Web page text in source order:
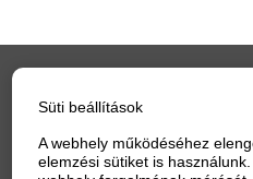
IMPRESSZUM
ADATVÉDELEM
Süti beállítások
A webhely működéséhez
elemzési sütiket is